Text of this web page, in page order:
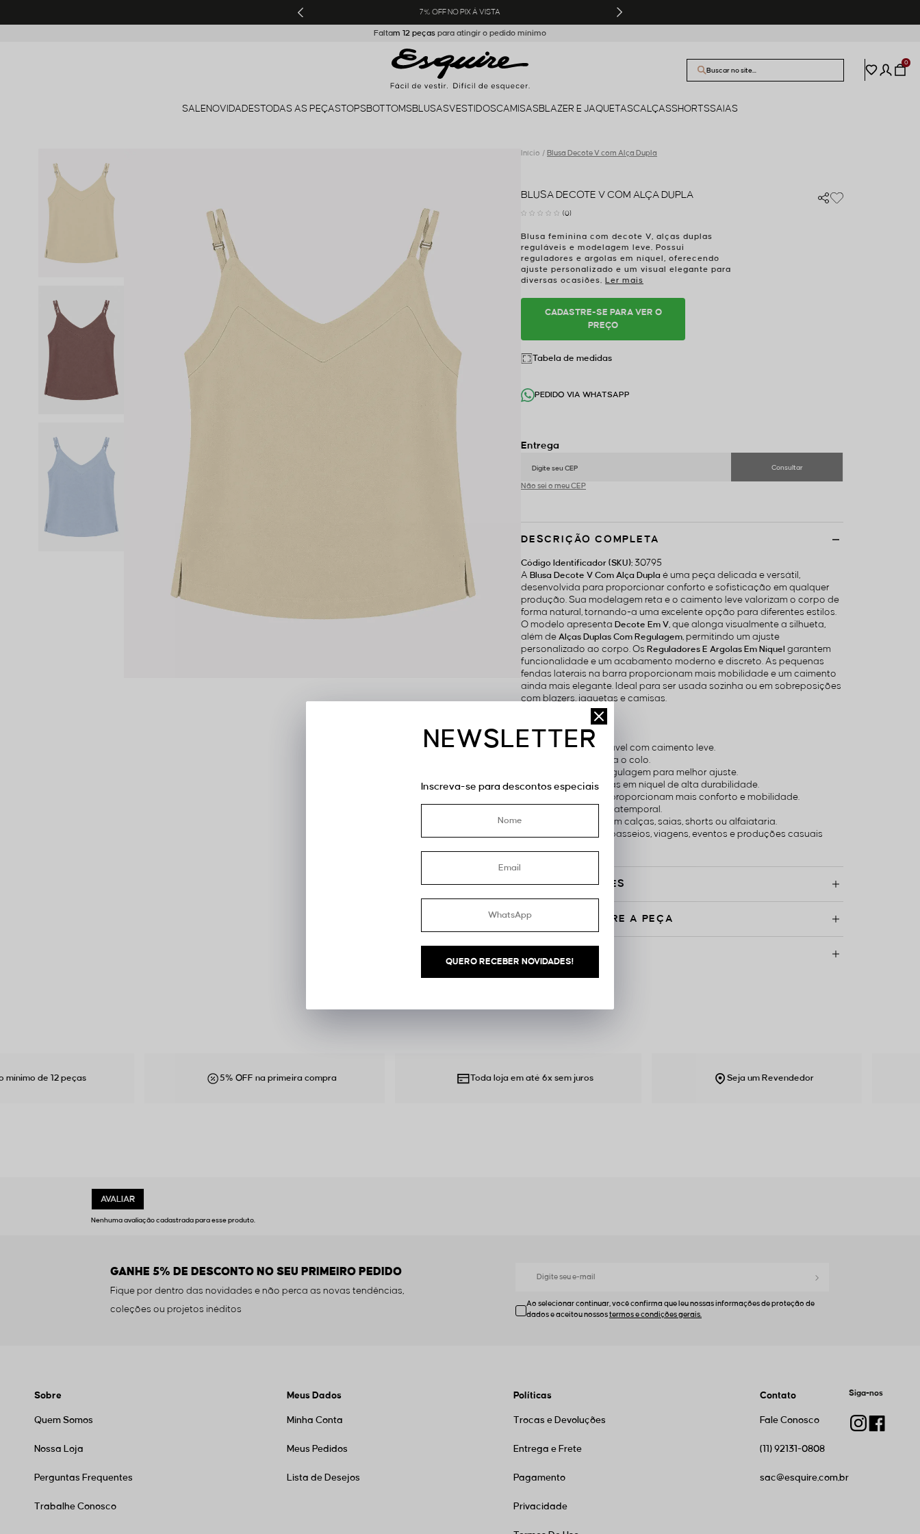
7% OFF NO PIX Á VISTA
Faltam 12 peças
0
SALENOVIDADESTODAS AS PEÇASTOPSBOTTOMSBLUSASVESTIDOSCAMISASBLAZER E JAQUETASCALÇASSHORTSSAIAS
Início Blusa Decote V com Alça Dupla
BLUSA DECOTE V COM ALÇA DUPLA
(0)
Blusa feminina com decote V, alças duplas
reguláveis e modelagem leve. Possui
reguladores e argolas em níquel, oferecendo
ajuste personalizado e um visual elegante para
diversas ocasiões. Ler mais
CADASTRE-SE PARA VER O
PREÇO
Tabela de medidas
PEDIDO VIA WHATSAPP
Não sei o meu CEP
DESCRIÇÃO COMPLETA
Código Identificador (SKU): 30795
A Blusa Decote V Com Alça Dupla é uma peça delicada e versátil,
desenvolvida para proporcionar conforto e sofisticação em qualquer
produção. Sua modelagem reta e o caimento leve valorizam o corpo de
forma natural, tornando-a uma excelente opção para diferentes estilos.
O modelo apresenta Decote Em V, que alonga visualmente a silhueta,
além de Alças Duplas Com Regulagem, permitindo um ajuste
personalizado ao corpo. Os Reguladores E Argolas Em Níquel garantem
funcionalidade e um acabamento moderno e discreto. As pequenas
fendas laterais na barra proporcionam mais mobilidade e um caimento
ainda mais elegante. Ideal para ser usada sozinha ou em sobreposições
com blazers, jaquetas e camisas.
Benefícios E Usos:
Modelagem confortável com caimento leve.
Decote V que valoriza o colo.
Alças duplas com regulagem para melhor ajuste.
Reguladores e argolas em níquel de alta durabilidade.
Fendas laterais que proporcionam mais conforto e mobilidade.
Design minimalista e atemporal.
Fácil de combinar com calças, saias, shorts ou alfaiataria.
Ideal para trabalho, passeios, viagens, eventos e produções casuais
ESPECIFICAÇÕES
DETALHES SOBRE A PEÇA
12 peças 5% OFF na primeira compra Toda loja em até 6x sem juros Seja um Revendedor
Nenhuma avaliação cadastrada para esse produto.
GANHE 5% DE DESCONTO NO SEU PRIMEIRO PEDIDO
Fique por dentro das novidades e não perca as novas tendências,
coleções ou projetos inéditos
Ao selecionar continuar, você confirma que leu nossas informações de proteção de
dados e aceitou nossos
Sobre
Quem Somos
Nossa Loja
Perguntas Frequentes
Trabalhe Conosco
Meus Dados
Minha Conta
Meus Pedidos
Lista de Desejos
Políticas
Trocas e Devoluções
Entrega e Frete
Pagamento
Privacidade
Contato
Fale Conosco
(11) 92131-0808
sac@esquire.com.br
Siga-nos
NEWSLETTER
Inscreva-se para descontos especiais
QUERO RECEBER NOVIDADES!